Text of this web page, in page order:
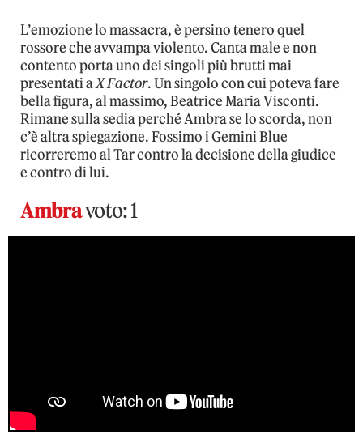
L’emozione lo massacra, è persino tenero quel
rossore che avvampa violento. Canta male e non
contento porta uno dei singoli più brutti mai
presentati aX Factor. Un singolo con cui poteva fare
bella figura, al massimo, Beatrice Maria Visconti.
Rimane sulla sedia perché Ambra se lo scorda, non
c’è altra spiegazione. Fossimo i Gemini Blue
ricorreremo al Tar contro la decisione della giudice
e contro di lui.
Ambravoto: 1